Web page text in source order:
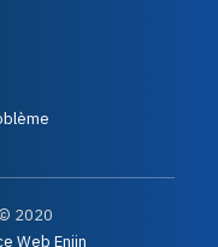
2020
Web Enjin